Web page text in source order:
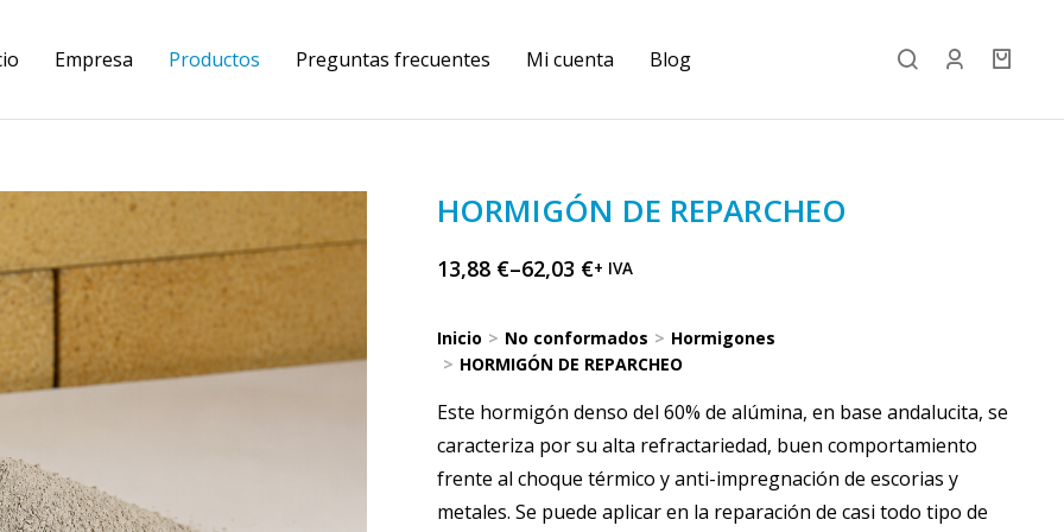
Empresa Productos Preguntas frecuentes Mi cuenta Blog
HORMIGÓN DE REPARCHEO
13,88 €–62,03 €+ IVA
Estás aquí:
Inicio No conformados
Hormigones
HORMIGÓN DE REPARCHEO
Este hormigón denso del 60% de alúmina, en base andalucita, se
caracteriza por su alta refractariedad, buen comportamiento
frente al choque térmico y anti-impregnación de escorias y
metales. Se puede aplicar en la reparación de casi todo tipo de